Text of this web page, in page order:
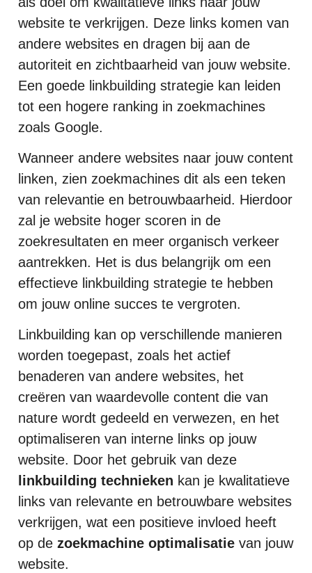
website te verkrijgen. Deze links komen van
andere websites en dragen bij aan de
autoriteit en zichtbaarheid van jouw website.
Een goede linkbuilding strategie kan leiden
tot een hogere ranking in zoekmachines
zoals Google.
Wanneer andere websites naar jouw content
linken, zien zoekmachines dit als een teken
van relevantie en betrouwbaarheid. Hierdoor
zal je website hoger scoren in de
zoekresultaten en meer organisch verkeer
aantrekken. Het is dus belangrijk om een
effectieve linkbuilding strategie te hebben
om jouw online succes te vergroten.
Linkbuilding kan op verschillende manieren
worden toegepast, zoals het actief
benaderen van andere websites, het
creëren van waardevolle content die van
nature wordt gedeeld en verwezen, en het
optimaliseren van interne links op jouw
website. Door het gebruik van deze
linkbuilding technieken kan je kwalitatieve
links van relevante en betrouwbare websites
verkrijgen, wat een positieve invloed heeft
op de zoekmachine optimalisatie van jouw
website.